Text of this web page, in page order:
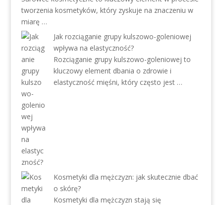
tworzenia kosmetyków, który zyskuje na znaczeniu w
miarę …
Jak rozciąganie grupy kulszowo-goleniowej
wpływa na elastyczność?
Rozciąganie grupy kulszowo-goleniowej to
kluczowy element dbania o zdrowie i
elastyczność mięśni, który często jest …
Kosmetyki dla mężczyzn: jak skutecznie dbać
o skórę?
Kosmetyki dla mężczyzn stają się